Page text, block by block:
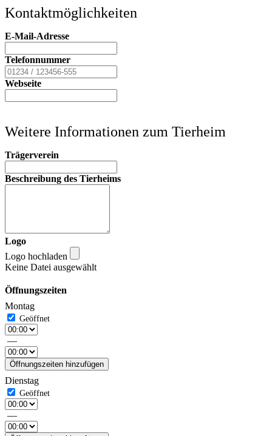
Kontaktmöglichkeiten
E-Mail-Adresse
Telefonnummer
Webseite
Weitere Informationen zum Tierheim
Trägerverein
Beschreibung des Tierheims
Logo
Logo hochladen
Keine Datei ausgewählt
Öffnungszeiten
Montag
—
Öffnungszeiten hinzufügen
Dienstag
—